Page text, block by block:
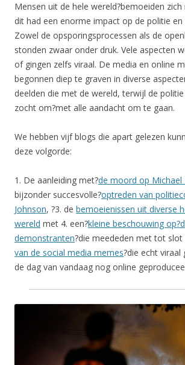
Mensen uit de hele wereld?bemoeiden
dit had een enorme impact op de politie en
Zowel de opsporingsprocessen als de
stonden zwaar onder druk. Vele aspecten
of gingen zelfs viraal. De media en online
begonnen diep te graven in diverse
deelden die met de wereld, terwijl de
zocht om?met alle aandacht om te gaan.
We hebben vijf blogs die apart gelezen
deze volgorde:
1. De aanleiding met?de moord op Michael
bijzonder succesvolle?optreden van
Johnson, ?3. de bemoeienissen uit diverse
wereld met 4. een?kleine beschouwing
demonstranten?die meededen met tot slot
van de social media memes?die echt
de dag van vandaag nog online